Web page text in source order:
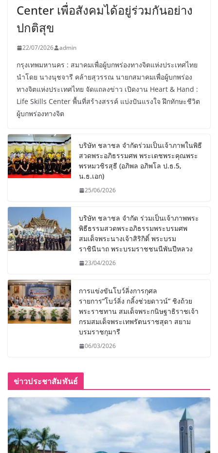
Center เพื่อสังคมได้อยู่ร่วมกันอย่าง
ปกติสุข
22/07/2026 admin
กรุงเทพมหานคร : สมาคมเพื่อผู้บกพร่องทางจิตแห่งประเทศไทย
นำโดย นางนุชจารี คล้ายสุวรรณ นายกสมาคมเพื่อผู้บกพร่อง
ทางจิตแห่งประเทศไทย จัดแถลงข่าว เปิดงาน Heart & Hand :
Life Skills Center พื้นที่สร้างสรรค์ แบ่งปันแรงใจ ฝึกทักษะชีวิต
ผู้บกพร่องทางจิต
บริษัท ชลาชล จำกัดร่วมเป็นเจ้าภาพในพิธี
สวดพระอภิธรรมศพ พระเดชพระคุณพระ
พรหมวชิรสุธี (อภิพล อภิพโล ป.ธ.5,
น.ธ.เอก)
25/06/2026
บริษัท ชลาชล จำกัด ร่วมเป็นเจ้าภาพพระ
พิธีธรรมสวดพระอภิธรรมพระบรมศพ
สมเด็จพระนางเจ้าสิริกิติ์ พระบรม
ราชินีนาถ พระบรมราชชนนีพันปีหลวง
23/04/2026
การแข่งขันโบว์ลิ่งการกุศล
รายการ“โบว์ลิ่ง กลิ้งช่วยดาวน์” ชิงถ้วย
พระราชทาน สมเด็จพระกนิษฐาธิราชเจ้า
กรมสมเด็จพระเทพรัตนราชสุดา สยาม
บรมราชกุมารี
06/03/2026
ข่าวประชาสัมพันธ์